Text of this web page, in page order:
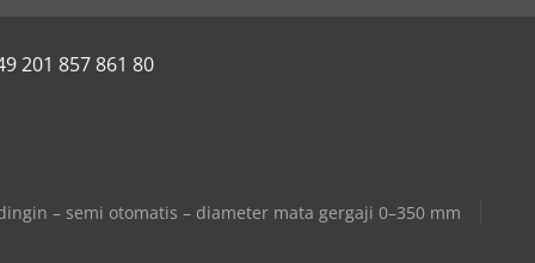
201 857 861 80
– semi otomatis – diameter mata gergaji 0–350 mm